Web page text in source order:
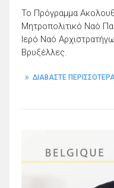
Το Πρόγραμμα
Μητροπολιτικό Ναό
Ιερό Ναό
Βρυξέλλες.
ΔΙΑΒΑΣΤΕ